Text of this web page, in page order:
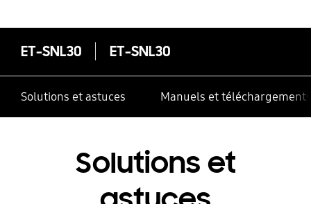
ET-SNL30 ET-SNL30
Solutions et astuces Manuels et téléchargements
Solutions et